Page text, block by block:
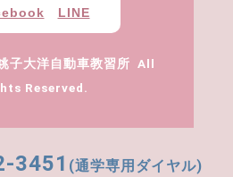
LINE
大洋自動車教習所 All
Reserved.
3451 (通学専用ダイヤル)